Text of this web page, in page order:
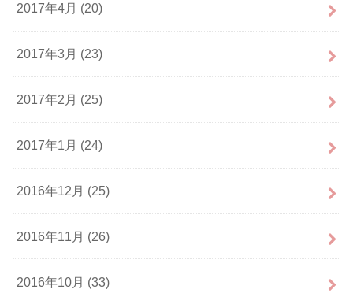
2017年4月 (20)
2017年3月 (23)
2017年2月 (25)
2017年1月 (24)
2016年12月 (25)
2016年11月 (26)
2016年10月 (33)